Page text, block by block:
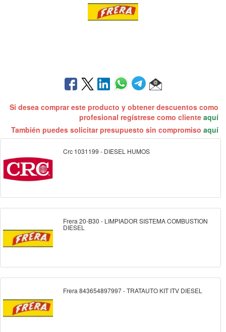
Si desea comprar este producto y obtener descuentos como
profesional regístrese como cliente aquí
También puedes solicitar presupuesto sin compromiso aquí
Crc 1031199 - DIESEL HUMOS
Frera 20-B30 - LIMPIADOR SISTEMA COMBUSTION
DIESEL
Frera 843654897997 - TRATAUTO KIT ITV DIESEL